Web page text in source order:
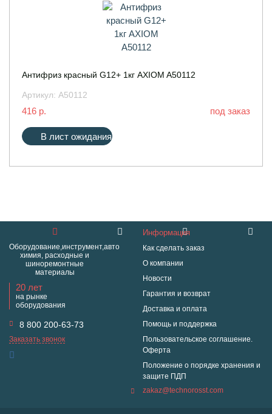
Антифриз красный G12+ 1кг AXIOM A50112
Артикул: A50112
416 р. под заказ
В лист ожидания
Оборудование,инструмент,авто
химия, расходные и
шиноремонтные
материалы
20 лет
на рынке
оборудования
8 800 200-63-73
Заказать звонок
Информация
Как сделать заказ
О компании
Новости
Гарантия и возврат
Доставка и оплата
Помощь и поддержка
Пользовательское соглашение.
Оферта
Положение о порядке хранения и
защите ПДП
zakaz@technorosst.com